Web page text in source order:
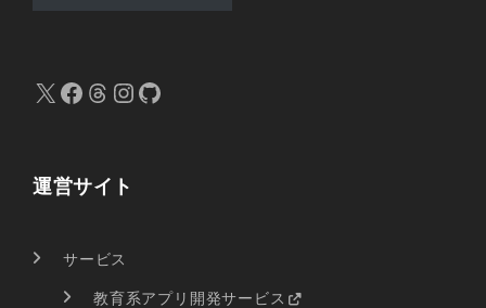
X Facebook Threads InstagramGitHub
運営サイト
サービス
教育系アプリ開発サービス